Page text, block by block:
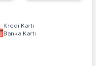
Kredi Kartı
Banka Kartı